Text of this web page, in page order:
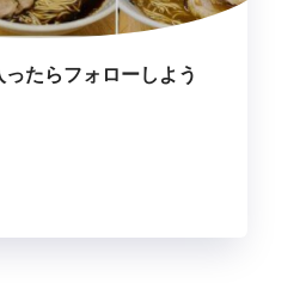
たらフォローしよう